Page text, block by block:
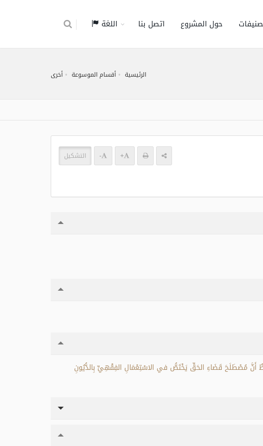
حول المشروع اتصل بنا اللغة
الرئيسية أقسام الموسوعة أخرى
+
- التشكيل
أَنَّ مُصْطَلَحَ قَضَاءِ الحَقِّ يَخْتَصُّ في الاسْتِعْمَالِ الفِقْهِيِّ بِالدُّيُونِ